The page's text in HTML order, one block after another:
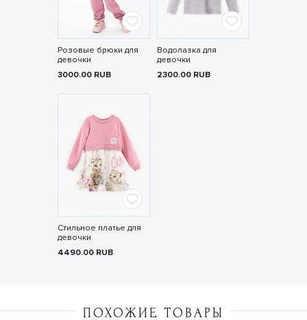
Розовые брюки для
девочки
3000.00 RUB
Водолазка для
девочки
2300.00 RUB
Стильное платье для
девочки
4490.00 RUB
ПОХОЖИЕ ТОВАРЫ